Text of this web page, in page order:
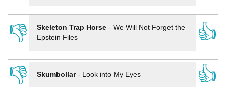
👎 Skeleton Trap Horse- We Will Not Forget the
Epstein Files
👍
👎
Skumbollar- Look into My Eyes
👍